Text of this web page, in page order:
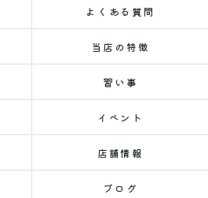
よくある質問
当店の特徴
習い事
イベント
店舗情報
ブログ